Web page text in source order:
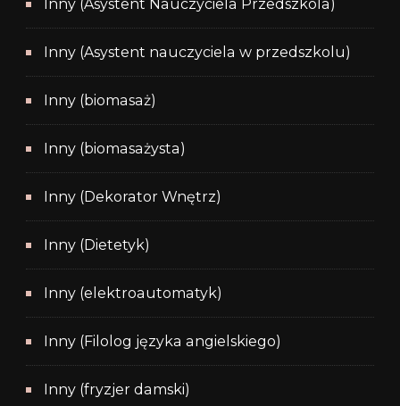
Inny (Asystent Nauczyciela Przedszkola)
Inny (Asystent nauczyciela w przedszkolu)
Inny (biomasaż)
Inny (biomasażysta)
Inny (Dekorator Wnętrz)
Inny (Dietetyk)
Inny (elektroautomatyk)
Inny (Filolog języka angielskiego)
Inny (fryzjer damski)